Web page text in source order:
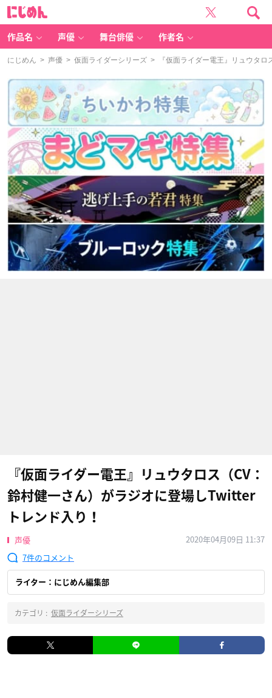
作品名 声優 舞台俳優 作者名
にじめん > 声優 > 仮面ライダーシリーズ > 『仮面ライダー電王』リュウタロ
『仮面ライダー電王』リュウタロス（CV：
鈴村健一さん）がラジオに登場しTwitter
トレンド入り！
声優
2020年04月09日 11:37
7
ライター：にじめん編集部
カテゴリ : 仮面ライダーシリーズ